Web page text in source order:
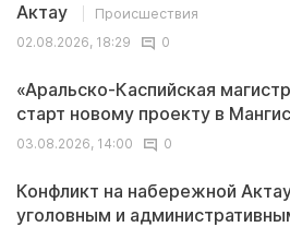
Актау
Происшествия
02.08.2026, 18:29
0
«Аральско-Каспийская
старт новому проекту в
03.08.2026, 14:00
0
Конфликт на набережной
уголовным и